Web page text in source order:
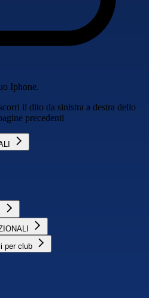
Iphone.
il dito da sinistra a destra dello
precedenti
per club